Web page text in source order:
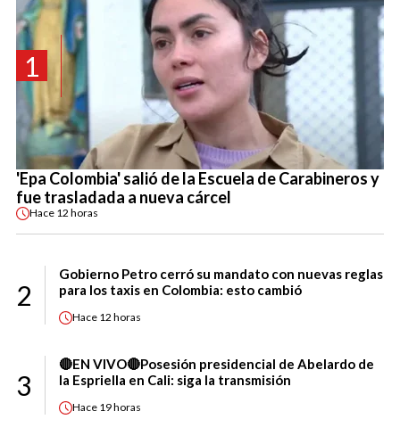
1
'Epa Colombia' salió de la Escuela de Carabineros y
fue trasladada a nueva cárcel
Hace 12 horas
2
Gobierno Petro cerró su mandato con nuevas reglas
para los taxis en Colombia: esto cambió
Hace 12 horas
3
🔴EN VIVO🔴Posesión presidencial de Abelardo de
la Espriella en Cali: siga la transmisión
Hace 19 horas